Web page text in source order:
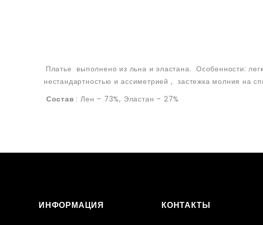
Платье выполнено из льна и эластана. Особенности:
нестандартностью и ассиметрией , застежка молния на
Состав : Лен – 73%, Эластан – 27%
ИНФОРМАЦИЯ КОНТАКТЫ